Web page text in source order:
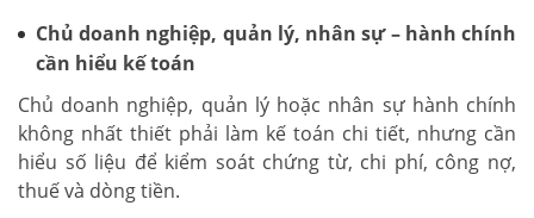
Chủ doanh nghiệp, quản lý, nhân sự – hành chính
cần hiểu kế toán
Chủ doanh nghiệp, quản lý hoặc nhân sự hành chính
không nhất thiết phải làm kế toán chi tiết, nhưng cần
hiểu số liệu để kiểm soát chứng từ, chi phí, công nợ,
thuế và dòng tiền.